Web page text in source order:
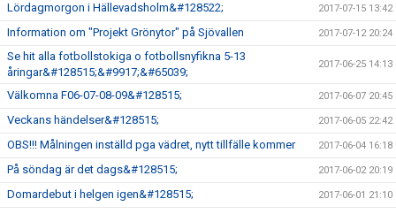
Lördagmorgon i Hällevadsholm&#128522; 2017-07-15 13:42
Information om "Projekt Grönytor" på Sjövallen 2017-07-12 20:24
Se hit alla fotbollstokiga o fotbollsnyfikna 5-13
åringar&#128515;&#9917;&#65039;
2017-06-25 14:13
Välkomna F06-07-08-09&#128515; 2017-06-07 20:45
Veckans händelser&#128515; 2017-06-05 22:42
OBS!!! Målningen inställd pga vädret, nytt tillfälle kommer 2017-06-04 16:18
På söndag är det dags&#128515; 2017-06-02 20:19
Domardebut i helgen igen&#128515; 2017-06-01 21:10